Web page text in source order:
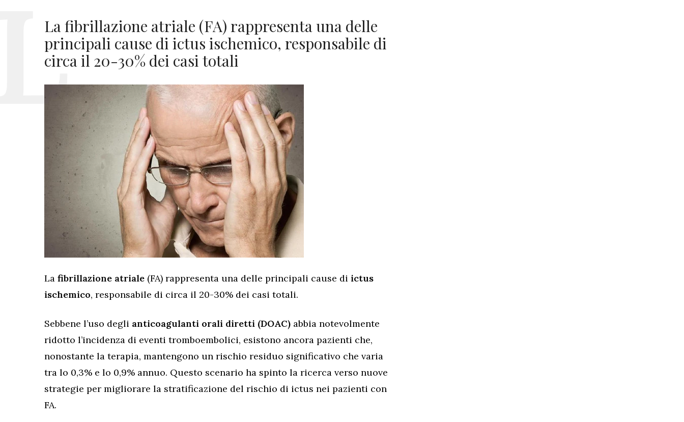
La fibrillazione atriale (FA) rappresenta una delle
principali cause di ictus ischemico, responsabile di
circa il 20-30% dei casi totali
La fibrillazione atriale (FA) rappresenta una delle principali cause di ictus
ischemico, responsabile di circa il 20-30% dei casi totali.
Sebbene l’uso degli anticoagulanti orali diretti (DOAC) abbia notevolmente
ridotto l’incidenza di eventi tromboembolici, esistono ancora pazienti che,
nonostante la terapia, mantengono un rischio residuo significativo che varia
tra lo 0,3% e lo 0,9% annuo. Questo scenario ha spinto la ricerca verso nuove
strategie per migliorare la stratificazione del rischio di ictus nei pazienti con
FA.